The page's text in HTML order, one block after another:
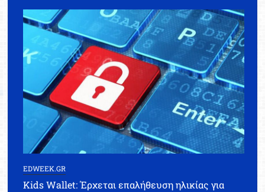
EDWEEK.GR
Kids Wallet: Έρχεται επαλήθευση ηλικίας για